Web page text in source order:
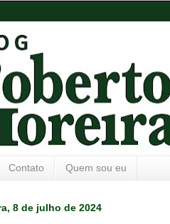
Contato Quem sou eu
8 de julho de 2024